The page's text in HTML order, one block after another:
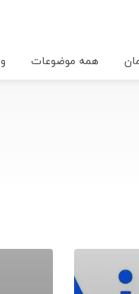
همه موضوعات